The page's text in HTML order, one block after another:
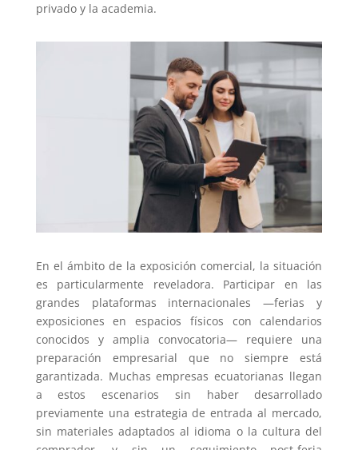
privado y la academia.
En el ámbito de la exposición comercial, la situación
es particularmente reveladora. Participar en las
grandes plataformas internacionales —ferias y
exposiciones en espacios físicos con calendarios
conocidos y amplia convocatoria— requiere una
preparación empresarial que no siempre está
garantizada. Muchas empresas ecuatorianas llegan
a estos escenarios sin haber desarrollado
previamente una estrategia de entrada al mercado,
sin materiales adaptados al idioma o la cultura del